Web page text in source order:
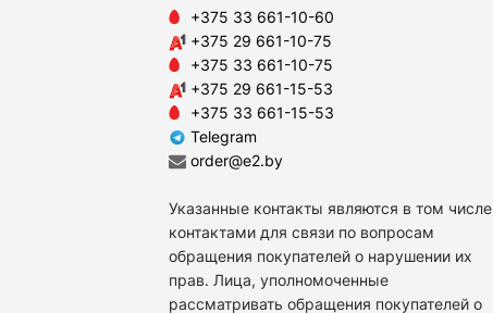
+375 33 661-10-60
+375 29 661-10-75
+375 33 661-10-75
+375 29 661-15-53
+375 33 661-15-53
Telegram
order@e2.by
Указанные контакты являются в том числе
контактами для связи по вопросам
обращения покупателей о нарушении их
прав. Лица, уполномоченные
рассматривать обращения покупателей о